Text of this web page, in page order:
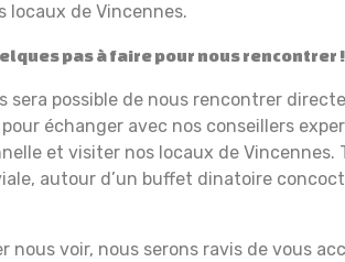
locaux de Vincennes.
pas à faire pour nous rencontrer !
sera possible de nous rencontrer
échanger avec nos conseillers
et visiter nos locaux de Vincennes.
autour d’un buffet dinatoire
nous voir, nous serons ravis de vous